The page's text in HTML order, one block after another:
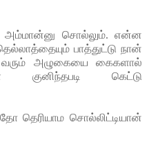
சொல்லும். என்ன
பாத்துட்டு நான்
வரும் அழுகையை கைகளால்
குனிந்தபடி கெட்டு
தெரியாம சொல்லிட்டியான்